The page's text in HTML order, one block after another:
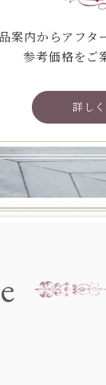
案内からアフタ
参考価格をご
詳し